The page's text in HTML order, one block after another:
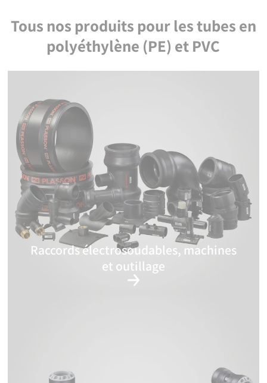
Tous nos produits pour les tubes en
polyéthylène (PE) et PVC
Raccords électrosoudables, machines
et outillage